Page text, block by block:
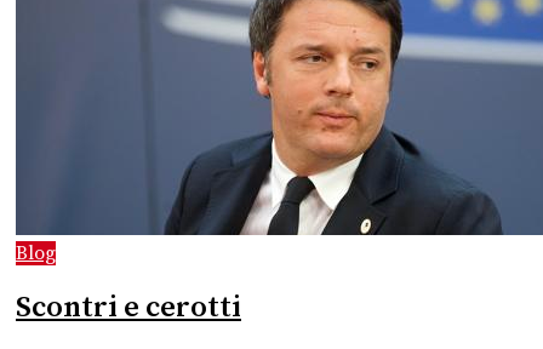
Blog
Scontri e cerotti